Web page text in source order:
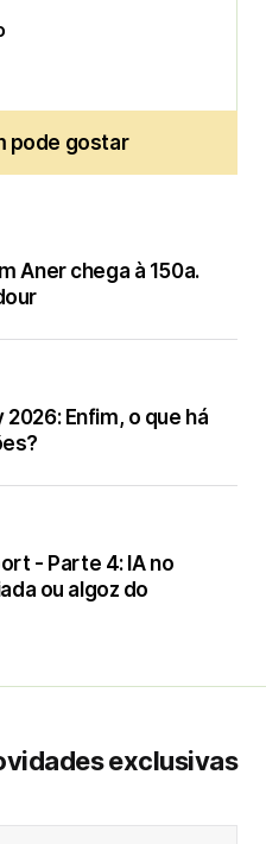
pode gostar
Aner chega à 150a.
Enfim, o que há
- Parte 4: IA no
ou algoz do
exclusivas